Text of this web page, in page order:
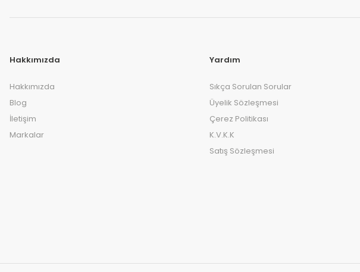
Hakkımızda
Hakkımızda
Blog
İletişim
Markalar
Yardım
Sıkça Sorulan Sorular
Üyelik Sözleşmesi
Çerez Politikası
K.V.K.K
Satış Sözleşmesi